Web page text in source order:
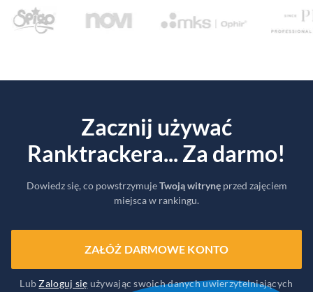
Zacznij używać
Ranktrackera... Za darmo!
Dowiedz się, co powstrzymujeTwoją witrynęprzed zajęciem
miejsca w rankingu.
ZAŁÓŻ DARMOWE KONTO
LubZaloguj się używając swoich danych uwierzytelniających